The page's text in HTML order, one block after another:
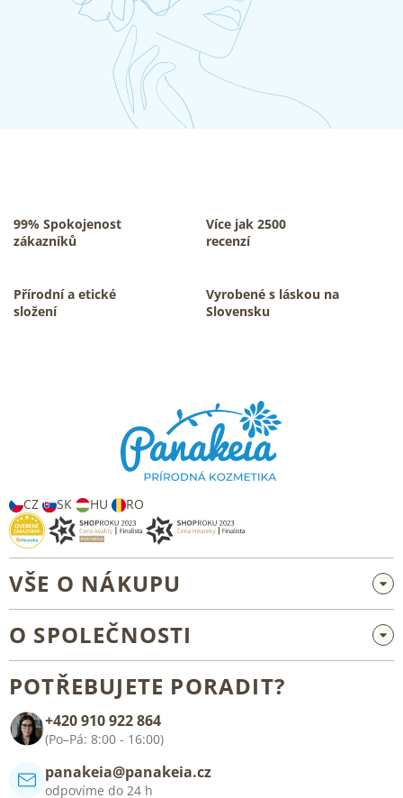
99% Spokojenost
zákazníků
Více jak 2500
recenzí
Přírodní a etické
složení
Vyrobené s láskou na
Slovensku
CZ SK HU RO
VŠE O NÁKUPU
Velkoobchod a spolupráce
Všeobecné obchodní podmínky
O SPOLEČNOSTI
Kontakt
POTŘEBUJETE PORADIT?
+420 910 922 864
(Po–Pá: 8:00 - 16:00)
panakeia@panakeia.cz
odpovíme do 24 h